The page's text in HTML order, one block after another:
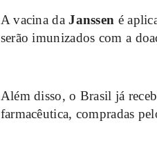
A vacina daJanssen é
serão imunizados com a
Além disso, o Brasil já
farmacêutica, compradas